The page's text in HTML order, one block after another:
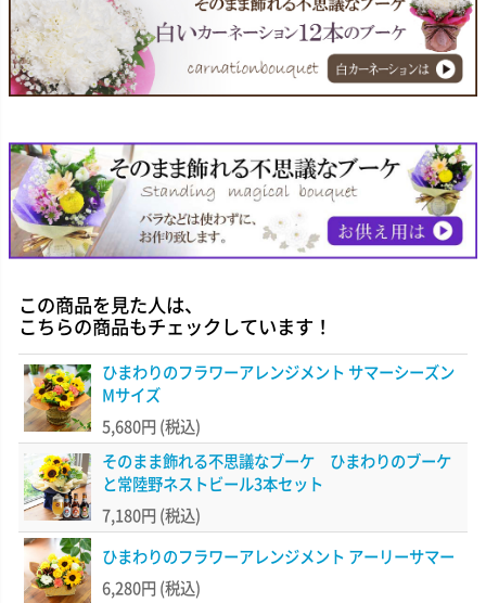
この商品を見た人は、
こちらの商品もチェックしています！
ひまわりのフラワーアレンジメント サマーシーズン
Mサイズ
5,680円 (税込)
そのまま飾れる不思議なブーケ ひまわりのブーケ
と常陸野ネストビール3本セット
7,180円 (税込)
ひまわりのフラワーアレンジメント アーリーサマー
6,280円 (税込)